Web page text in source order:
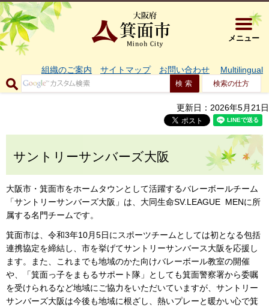
大阪府箕
メニュー
組織のご案内 サイトマップ お問い合わせ Multilingual
検索の仕方
更新日：2026年5月21日
サントリーサンバーズ大阪
大阪市・箕面市をホームタウンとして活躍するバレーボールチーム
「サントリーサンバーズ大阪」は、大同生命SV.LEAGUE MENに所
属する名門チームです。
箕面市は、令和3年10月5日にスポーツチームとしては初となる包括
連携協定を締結し、市を挙げてサントリーサンバース大阪を応援し
ます。また、これまでも地域のかた向けバレーボール教室の開催
や、「箕面っ子をまもるサポート隊」としても箕面警察署から委嘱
を受けられるなど地域にご協力をいただいていますが、サントリー
サンバーズ大阪は今後も地域に根ざし、熱いプレーと暖かい心で箕